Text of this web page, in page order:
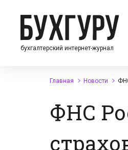
бухгалтерский интернет-журнал
Главная Новости
ФНС